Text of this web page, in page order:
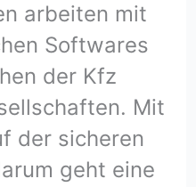
arbeiten mit
Softwares
der Kfz
Mit
der sicheren
geht eine